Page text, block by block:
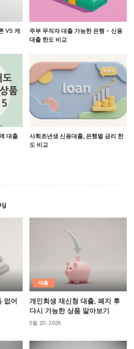
VS 캐
주부 무직자 대출 가능한 은행 – 신용
대출 한도 비교
대출
사회초년생 신용대출, 은행별 금리 한
도 비교
없어
대출
개인회생 재신청 대출, 폐지 후
다시 가능한 상품 알아보기
5월 20, 2026